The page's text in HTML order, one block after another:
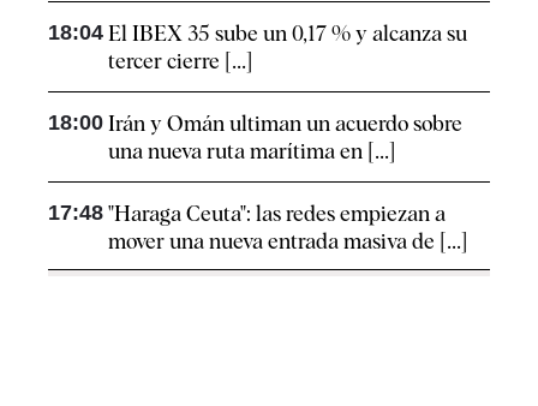
18:04 El IBEX 35 sube un 0,17 % y alcanza su
tercer cierre [...]
18:00 Irán y Omán ultiman un acuerdo sobre
una nueva ruta marítima en [...]
17:48 "Haraga Ceuta": las redes empiezan a
mover una nueva entrada masiva de [...]